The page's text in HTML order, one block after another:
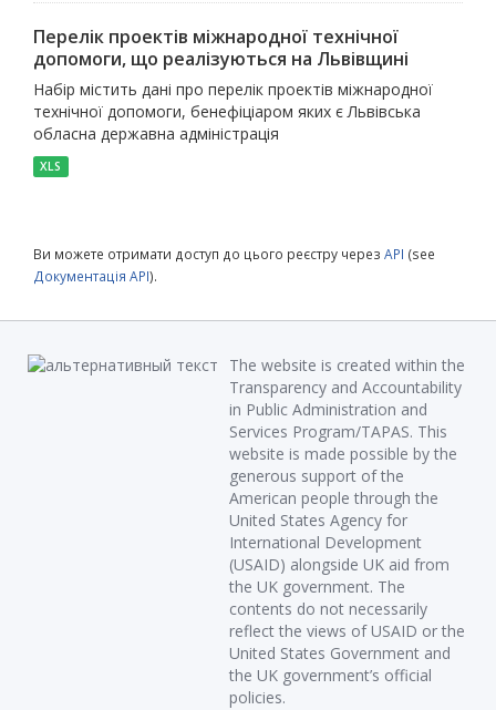
Перелік проектів міжнародної технічної
допомоги, що реалізуються на Львівщині
Набір містить дані про перелік проектів міжнародної
технічної допомоги, бенефіціаром яких є Львівська
обласна державна адміністрація
XLS
Ви можете отримати доступ до цього реєстру через API (see
Документація API).
The website is created within the
Transparency and Accountability
in Public Administration and
Services Program/TAPAS. This
website is made possible by the
generous support of the
American people through the
United States Agency for
International Development
(USAID) alongside UK aid from
the UK government. The
contents do not necessarily
reflect the views of USAID or the
United States Government and
the UK government’s official
policies.